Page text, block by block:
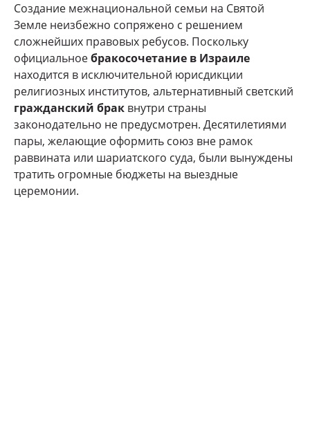
Создание межнациональной семьи на Святой
Земле неизбежно сопряжено с решением
сложнейших правовых ребусов. Поскольку
официальноебракосочетание в Израиле
находится в исключительной юрисдикции
религиозных институтов, альтернативный светский
гражданский брак внутри страны
законодательно не предусмотрен. Десятилетиями
пары, желающие оформить союз вне рамок
раввината или шариатского суда, были вынуждены
тратить огромные бюджеты на выездные
церемонии.